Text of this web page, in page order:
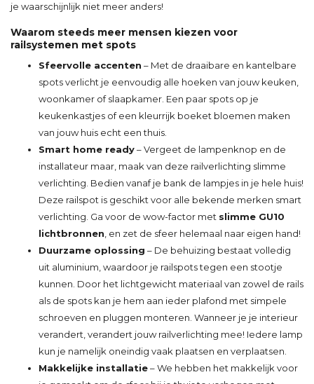
je waarschijnlijk niet meer anders!
Waarom steeds meer mensen kiezen voor
railsystemen met spots
Sfeervolle accenten – Met de draaibare en kantelbare
spots verlicht je eenvoudig alle hoeken van jouw keuken,
woonkamer of slaapkamer. Een paar spots op je
keukenkastjes of een kleurrijk boeket bloemen maken
van jouw huis echt een thuis.
Smart home ready– Vergeet de lampenknop en de
installateur maar, maak van deze railverlichting slimme
verlichting. Bedien vanaf je bank de lampjes in je hele huis!
Deze railspot is geschikt voor alle bekende merken smart
verlichting. Ga voor de wow-factor met slimme GU10
lichtbronnen , en zet de sfeer helemaal naar eigen hand!
Duurzame oplossing – De behuizing bestaat volledig
uit aluminium, waardoor je railspots tegen een stootje
kunnen. Door het lichtgewicht materiaal van zowel de rails
als de spots kan je hem aan ieder plafond met simpele
schroeven en pluggen monteren. Wanneer je je interieur
verandert, verandert jouw railverlichting mee! Iedere lamp
kun je namelijk oneindig vaak plaatsen en verplaatsen.
Makkelijke installatie– We hebben het makkelijk voor